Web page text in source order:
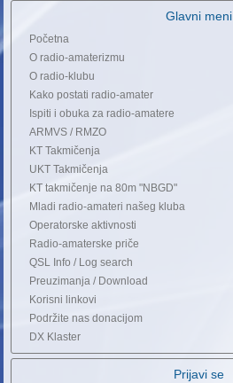
Glavni meni
Početna
O radio-amaterizmu
O radio-klubu
Kako postati radio-amater
Ispiti i obuka za radio-amatere
ARMVS / RMZO
KT Takmičenja
UKT Takmičenja
KT takmičenje na 80m "NBGD"
Mladi radio-amateri našeg kluba
Operatorske aktivnosti
Radio-amaterske priče
QSL Info / Log search
Preuzimanja / Download
Korisni linkovi
Podržite nas donacijom
DX Klaster
Prijavi se